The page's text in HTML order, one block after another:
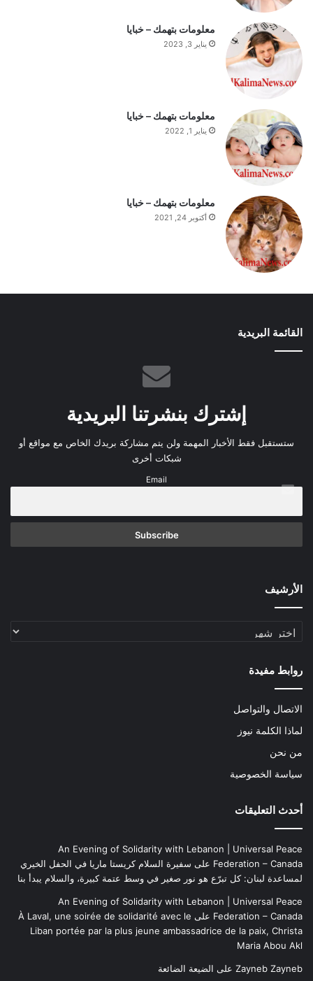
ي
و
م
معلومات بتهمك – خبايا
يناير 3, 2023
معلومات بتهمك – خبايا
يناير 1, 2022
معلومات بتهمك – خبايا
أكتوبر 24, 2021
القائمة البريدية
إشترك بنشرتنا البريدية
ستستقبل فقط الأخبار المهمة ولن يتم مشاركة بريدك الخاص مع مواقع أو
شبكات أخرى
Email
الأرشيف
الأرشيف
روابط مفيدة
الاتصال والتواصل
لماذا الكلمة نيوز
من نحن
سياسة الخصوصية
أحدث التعليقات
An Evening of Solidarity with Lebanon | Universal Peace
Federation – Canada على سفيرة السلام كريستا ماريا في الحفل الخيري
لمساعدة لبنان: كل تبرّع هو نور صغير في وسط عتمة كبيرة، والسلام يبدأ بنا
An Evening of Solidarity with Lebanon | Universal Peace
Federation – Canada على À Laval, une soirée de solidarité avec le
Liban portée par la plus jeune ambassadrice de la paix, Christa
Maria Abou Akl
Zayneb Zayneb على الضيعة الضائعة